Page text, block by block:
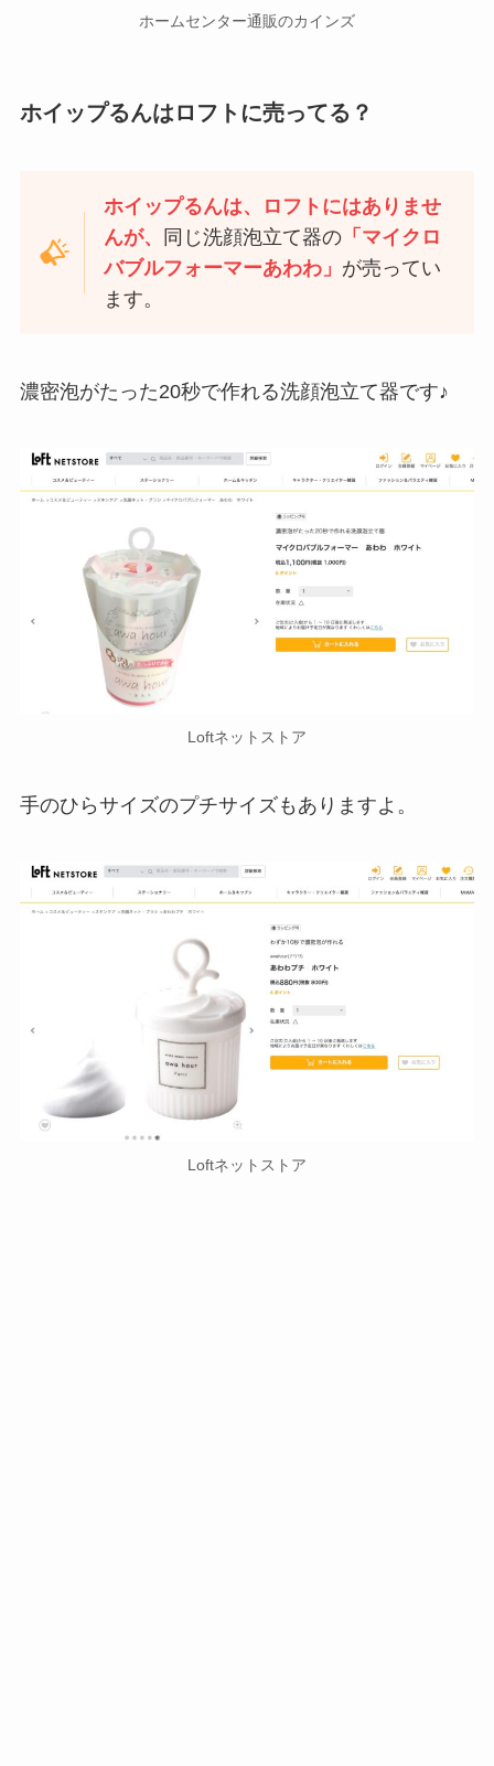
ホームセンター通販のカインズ
ホイップるんはロフトに売ってる？
ホイップるんは、ロフトにはありませ
んが、
同じ洗顔泡立て器の 「マイクロ
バブルフォーマーあわわ」 が売ってい
ます。
濃密泡がたった20秒で作れる洗顔泡立て器です♪
Loftネットストア
手のひらサイズのプチサイズもありますよ。
Loftネットストア